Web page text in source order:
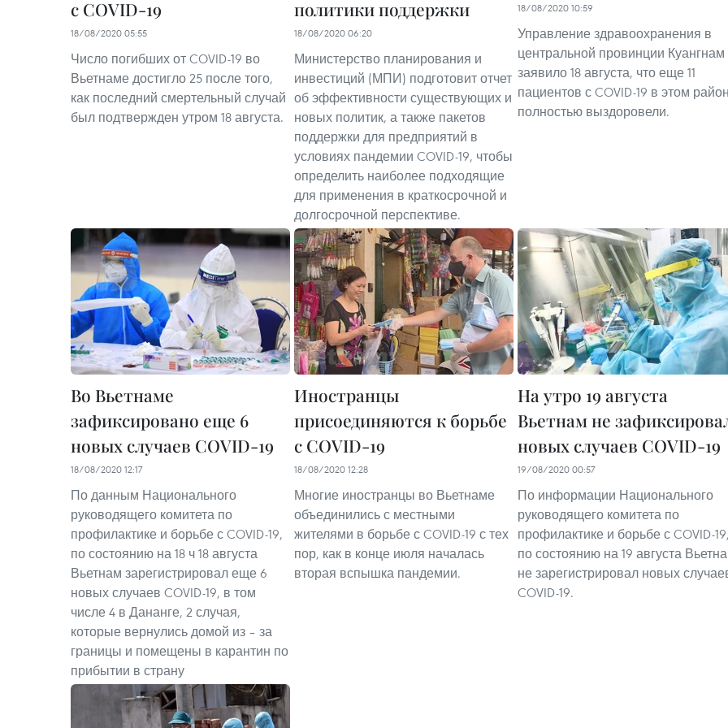
с COVID-19
18/08/2020 05:55
Число погибших от COVID-19 во
Вьетнаме достигло 25 после того,
как последний смертельный случай
был подтвержден утром 18 августа.
политики поддержки
18/08/2020 06:20
Министерство планирования и
инвестиций (МПИ) подготовит отчет
об эффективности существующих и
новых политик, а также пакетов
поддержки для предприятий в
условиях пандемии COVID-19, чтобы
определить наиболее подходящие
для применения в краткосрочной и
долгосрочной перспективе.
18/08/2020 10:59
Управление здравоохранения в
центральной провинции Куангнам
заявило 18 августа, что еще 11
пациентов с COVID-19 в этом
полностью выздоровели.
Во Вьетнаме
зафиксировано еще 6
новых случаев COVID-19
18/08/2020 12:17
По данным Национального
руководящего комитета по
профилактике и борьбе с COVID-19,
по состоянию на 18 ч 18 августа
Вьетнам зарегистрировал еще 6
новых случаев COVID-19, в том
числе 4 в Дананге, 2 случая,
которые вернулись домой из – за
границы и помещены в карантин по
прибытии в страну
Иностранцы
присоединяются к борьбе
с COVID-19
18/08/2020 12:28
Многие иностранцы во Вьетнаме
объединились с местными
жителями в борьбе с COVID-19 с тех
пор, как в конце июля началась
вторая вспышка пандемии.
На утро 19 августа
Вьетнам не
новых случаев COVID-19
19/08/2020 00:57
По информации Национального
руководящего комитета по
профилактике и борьбе с COVID-
по состоянию на 19 августа
не зарегистрировал новых
COVID-19.